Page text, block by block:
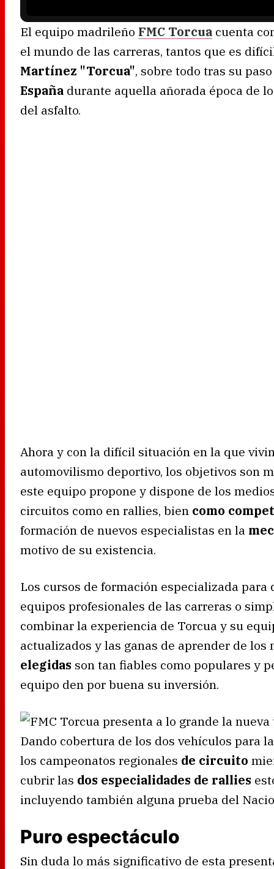
El equipo madrileño FMC Torcua cuenta
el mundo de las carreras, tantos que es
Martínez "Torcua", sobre todo tras su
España durante aquella añorada época de
del asfalto.
Ahora y con la difícil situación en la que
automovilismo deportivo, los objetivos son
este equipo propone y dispone de los
circuitos como en rallies, bien como
formación de nuevos especialistas en la
motivo de su existencia.
Los cursos de formación especializada
equipos profesionales de las carreras o
combinar la experiencia de Torcua y su
actualizados y las ganas de aprender de los
elegidas son tan fiables como populares y
equipo den por buena su inversión.
Dando cobertura de los dos vehículos para
los campeonatos regionales de circuito
cubrir las dos especialidades de rallies
incluyendo también alguna prueba del
Puro espectáculo
Sin duda lo más significativo de esta